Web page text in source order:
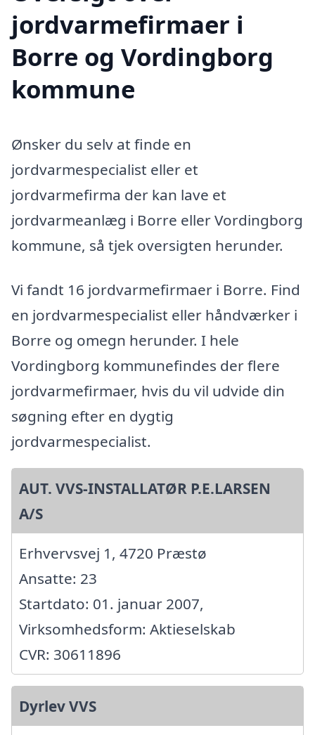
jordvarmefirmaer i
Borre og Vordingborg
kommune
Ønsker du selv at finde en
jordvarmespecialist eller et
jordvarmefirma der kan lave et
jordvarmeanlæg i Borre eller Vordingborg
kommune, så tjek oversigten herunder.
Vi fandt 16 jordvarmefirmaer i Borre. Find
en jordvarmespecialist eller håndværker i
Borre og omegn herunder. I hele
Vordingborg kommunefindes der flere
jordvarmefirmaer, hvis du vil udvide din
søgning efter en dygtig
jordvarmespecialist.
AUT. VVS-INSTALLATØR P.E.LARSEN
A/S
Erhvervsvej 1, 4720 Præstø
Ansatte: 23
Startdato: 01. januar 2007,
Virksomhedsform: Aktieselskab
CVR: 30611896
Dyrlev VVS